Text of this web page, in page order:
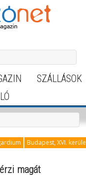
SZÁLLÁSOK
Budapest, XVI.
magát